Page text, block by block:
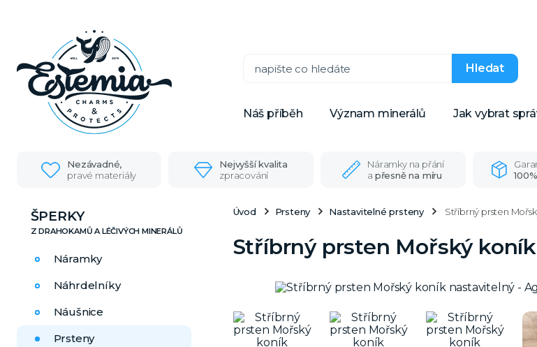
Náš příběh Význam minerálů Jak vybrat
Hledat
Nezávadné,
pravé materiály
Nejvyšší kvalita
zpracování
Náramky na přání
a přesně na míru
ŠPERKY
Náramky
Náhrdelníky
Náušnice
Prsteny
Úvod Prsteny Nastavitelné prsteny Stříbrný prsten
Stříbrný prsten Mořský